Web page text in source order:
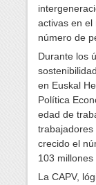
activas en el
número de
Durante los
en Euskal
Política
edad de
trabajadores
crecido el
103 millones
La CAPV,